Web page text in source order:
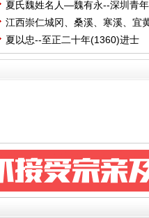
夏氏魏姓名人—魏有永--深圳青
理事
江西崇仁城冈、桑溪、寒溪、宜
川、贵溪等地《夏氏八修族谱》
夏以忠--至正二十年(1360)进士